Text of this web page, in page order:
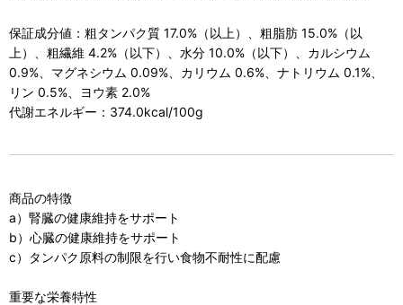
保証成分値：粗タンパク質 17.0%（以上）、粗脂肪 15.0%（以
上）、粗繊維 4.2%（以下）、水分 10.0%（以下）、カルシウム
0.9%、マグネシウム 0.09%、カリウム 0.6%、ナトリウム 0.1%、
リン 0.5%、ヨウ素 2.0%
代謝エネルギー：374.0kcal/100g
商品の特徴
a）腎臓の健康維持をサポート
b）心臓の健康維持をサポート
c）タンパク原料の制限を行い食物不耐性に配慮
重要な栄養特性